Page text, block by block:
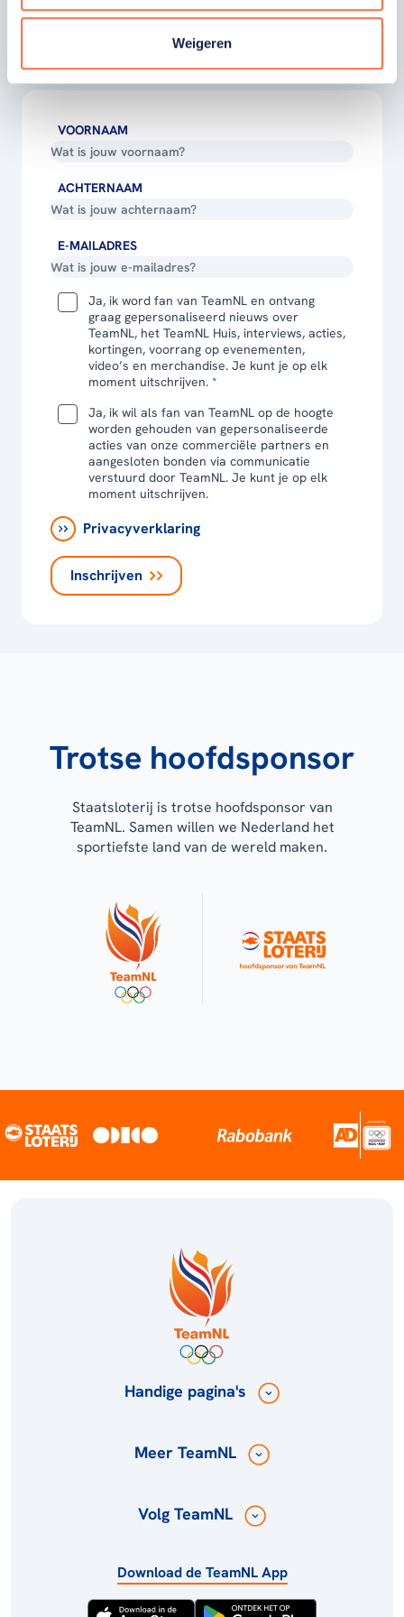
Weigeren
winactie's of toffe sportupdates? Vul dan
voor onze nieuwsbrief.
VOORNAAM
ACHTERNAAM
E-MAILADRES
Ja, ik word fan van TeamNL en ontvang
graag gepersonaliseerd nieuws over
TeamNL, het TeamNL Huis, interviews, acties,
kortingen, voorrang op evenementen,
video’s en merchandise. Je kunt je op elk
moment uitschrijven. *
Ja, ik wil als fan van TeamNL op de hoogte
worden gehouden van gepersonaliseerde
acties van onze commerciële partners en
aangesloten bonden via communicatie
verstuurd door TeamNL. Je kunt je op elk
moment uitschrijven.
Privacyverklaring
Inschrijven
Trotse hoofdsponsor
Staatsloterij is trotse hoofdsponsor van
TeamNL. Samen willen we Nederland het
sportiefste land van de wereld maken.
Handige pagina's
Meer TeamNL
Volg TeamNL
Download de TeamNL App